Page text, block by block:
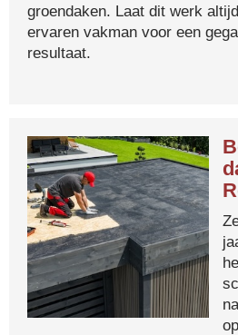
groendaken. Laat dit werk
ervaren vakman voor een
resultaat.